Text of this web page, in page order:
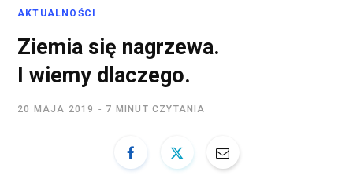
AKTUALNOŚCI
Ziemia się nagrzewa.
I wiemy dlaczego.
20 MAJA 2019 7 MINUT CZYTANIA